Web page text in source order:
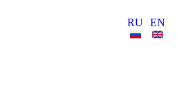
RU EN